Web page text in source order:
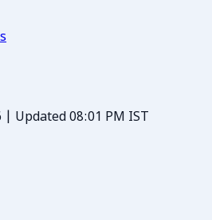
| Updated 08:01 PM IST